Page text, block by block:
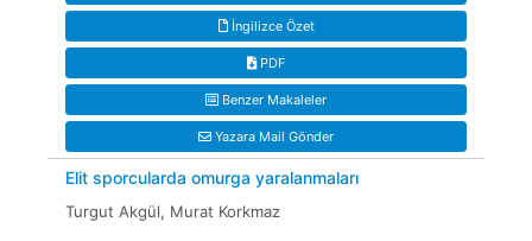
İngilizce Özet
PDF
Benzer Makaleler
Yazara Mail Gönder
Elit sporcularda omurga yaralanmaları
Turgut Akgül, Murat Korkmaz